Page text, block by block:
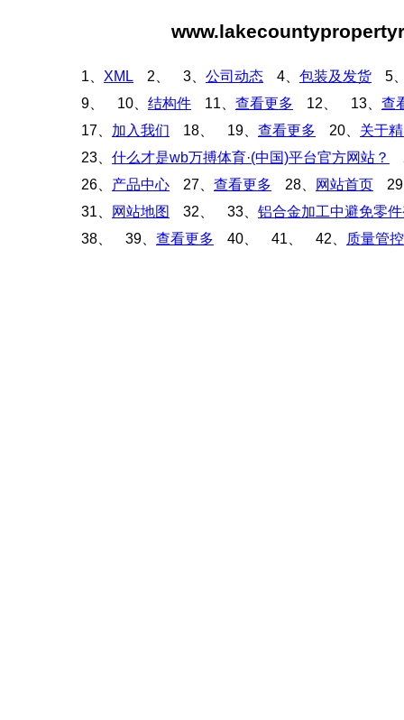
1、 XML 2、 3、 公司动态 4、 包装及发货
5
9、
10、 结构件 11、 查看更多 12、 13、 查
17、 加入我们 18、 19、 查看更多 20、 关于
23、 什么才是wb万搏体育·(中国)平台官方网站？
26、 产品中心 27、 查看更多 28、 网站首页
31、
网站地图 32、 33、 铝合金加工中避免零
38、
39、 查看更多 40、 41、 42、 质量管控